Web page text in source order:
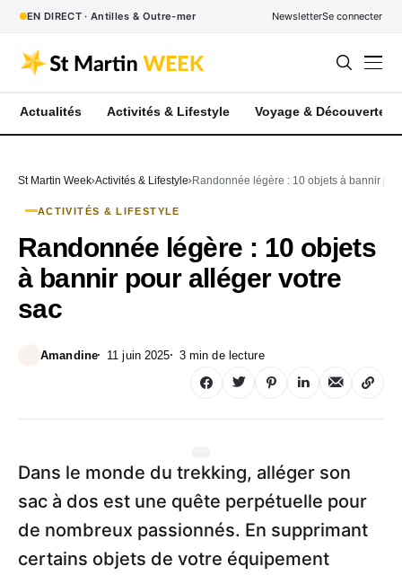
EN DIRECT · Antilles & Outre-mer NewsletterSe connecter
Actualités Activités & Lifestyle Voyage & Découverte
St Martin Week Activités & Lifestyle Randonnée légère : 10 objets à bannir
ACTIVITÉS & LIFESTYLE
Randonnée légère : 10 objets
à bannir pour alléger votre
sac
Amandine 11 juin 2025 3 min de lecture
Dans le monde du trekking, alléger son
sac à dos est une quête perpétuelle pour
de nombreux passionnés. En supprimant
certains objets de votre équipement